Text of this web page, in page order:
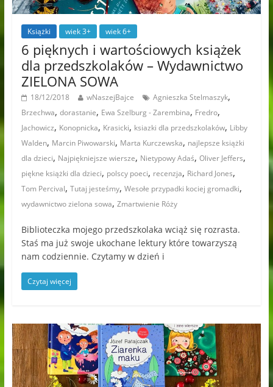
Książki wiek 3+ wiek 6+
6 pięknych i wartościowych książek
dla przedszkolaków – Wydawnictwo
ZIELONA SOWA
18/12/2018 wNaszejBajce Agnieszka Stelmaszyk,
Brzechwa, dorastanie, Ewa Szelburg - Zarembina, Fredro,
Jachowicz, Konopnicka, Krasicki, ksiazki dla przedszkolaków, Libby
Walden, Marcin Piwowarski, Marta Kurczewska, najlepsze książki
dla dzieci, Najpiękniejsze wiersze, Nietypowy Adaś, Oliver Jeffers,
piękne książki dla dzieci, polscy poeci, recenzja, Richard Jones,
Tom Percival, Tutaj jesteśmy, Wesołe przypadki kociej gromadki,
wydawnictwo zielona sowa, Zmartwienie Róży
Biblioteczka mojego przedszkolaka wciąż się rozrasta.
Staś ma już swoje ukochane lektury które towarzyszą
nam codziennie. Czytamy w dzień i
Czytaj więcej